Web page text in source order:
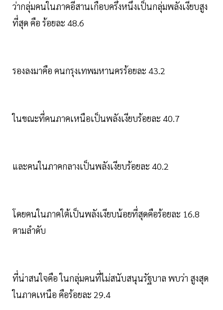
ว่ากลุ่มคนในภาคอีสานเกือบครึ่งหนึ่งเป็นกลุ่มพลังเงียบสูง
ที่สุด คือ ร้อยละ 48.6
รองลงมาคือ คนกรุงเทพมหานครร้อยละ 43.2
ในขณะที่คนภาคเหนือเป็นพลังเงียบร้อยละ 40.7
และคนในภาคกลางเป็นพลังเงียบร้อยละ 40.2
โดยคนในภาคใต้เป็นพลังเงียบน้อยที่สุดคือร้อยละ 16.8
ตามลำดับ
ที่น่าสนใจคือ ในกลุ่มคนที่ไม่สนับสนุนรัฐบาล พบว่า สูงสุด
ในภาคเหนือ คือร้อยละ 29.4